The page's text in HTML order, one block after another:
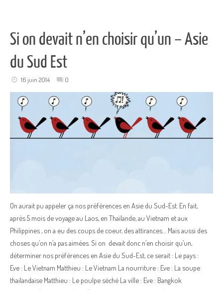
Si on devait n’en choisir qu’un – Asie
du Sud Est
16 juin 2014 0
On aurait pu appeler ça nos préférences en Asie du Sud-Est. En fait,
après 5 mois de voyage au Laos, en Thaïlande, au Vietnam et aux
Philippines , on a eu des coups de coeur, des attirances… Mais aussi des
choses qu’on n’a pas aimées. Si on devait donc n’en choisir qu’un,
déterminer nos préférences en Asie du Sud-Est, ce serait : Le pays :
Eve : Le Vietnam Matthieu : Le Vietnam La nourriture : Eve : La soupe
thaïlandaise Matthieu : Le poulpe séché La ville : Eve : Bangkok